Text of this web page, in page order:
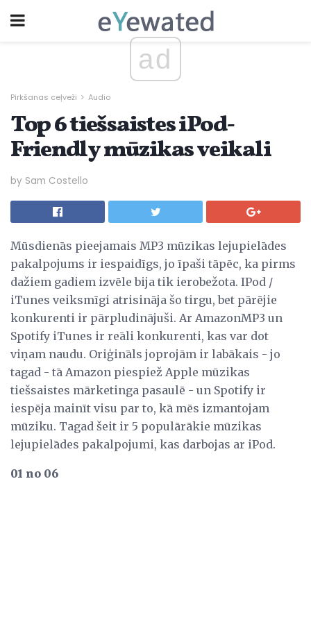
ad
Pirkšanas ceļveži Audio
Top 6 tiešsaistes iPod-
Friendly mūzikas veikali
by Sam Costello
Mūsdienās pieejamais MP3 mūzikas lejupielādes
pakalpojums ir iespaidīgs, jo īpaši tāpēc, ka pirms
dažiem gadiem izvēle bija tik ierobežota. IPod /
iTunes veiksmīgi atrisināja šo tirgu, bet pārējie
konkurenti ir pārpludinājuši. Ar AmazonMP3 un
Spotify iTunes ir reāli konkurenti, kas var dot
viņam naudu. Oriģināls joprojām ir labākais - jo
tagad - tā Amazon piespiež Apple mūzikas
tiešsaistes mārketinga pasaulē - un Spotify ir
iespēja mainīt visu par to, kā mēs izmantojam
mūziku. Tagad šeit ir 5 populārākie mūzikas
lejupielādes pakalpojumi, kas darbojas ar iPod.
01 no 06